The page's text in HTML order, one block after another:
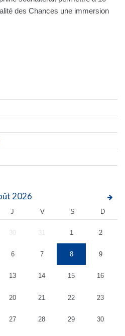
des Chances une immersion
2026
J V S D
30 31 1 2
6 7 8 9
13 14 15 16
20 21 22 23
27 28 29 30